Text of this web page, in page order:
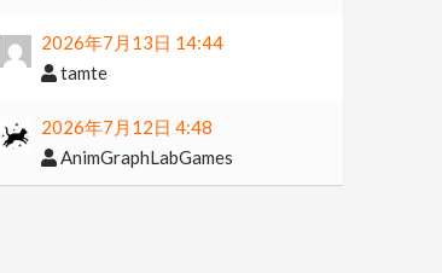
2026年7月13日 14:44
tamte
2026年7月12日 4:48
AnimGraphLabGames